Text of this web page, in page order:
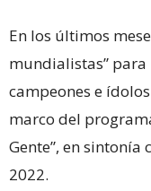
En los últimos
mundialistas”
campeones e
marco del
Gente”, en
2022.